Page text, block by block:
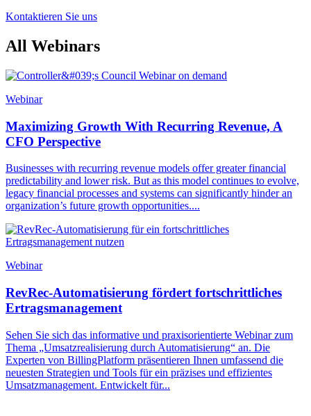
Kontaktieren Sie uns
All Webinars
Webinar
Maximizing Growth With Recurring Revenue, A
CFO Perspective
Businesses with recurring revenue models offer greater financial
predictability and lower risk. But as this model continues to evolve,
legacy financial processes and systems can significantly hinder an
organization’s future growth opportunities....
Webinar
RevRec-Automatisierung fördert fortschrittliches
Ertragsmanagement
Sehen Sie sich das informative und praxisorientierte Webinar zum
Thema „Umsatzrealisierung durch Automatisierung“ an. Die
Experten von BillingPlatform präsentieren Ihnen umfassend die
neuesten Strategien und Tools für ein präzises und effizientes
Umsatzmanagement. Entwickelt für...